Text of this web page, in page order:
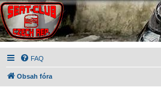
FAQ
Obsah fóra